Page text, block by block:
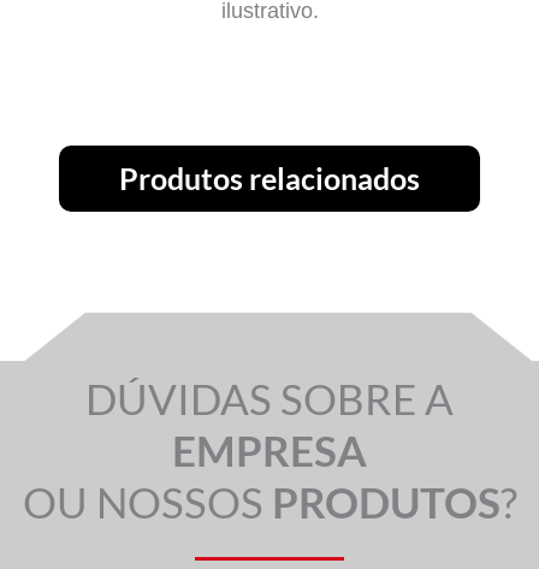
ilustrativo.
Produtos relacionados
DÚVIDAS SOBRE A
EMPRESA
OU NOSSOS PRODUTOS?